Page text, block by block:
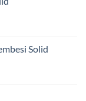
Solid